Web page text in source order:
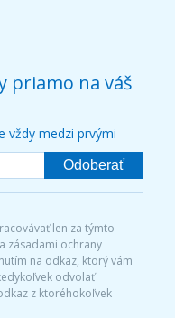
priamo na váš
vždy medzi prvými
Odoberať
len za týmto
zásadami ochrany
na odkaz, ktorý vám
odvolať
z ktoréhokoľvek